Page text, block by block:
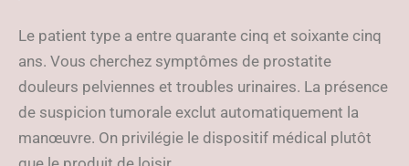
Le patient type a entre quarante cinq et soixante cinq
ans. Vous cherchez symptômes de prostatite
douleurs pelviennes et troubles urinaires. La présence
de suspicion tumorale exclut automatiquement la
manœuvre. On privilégie le dispositif médical plutôt